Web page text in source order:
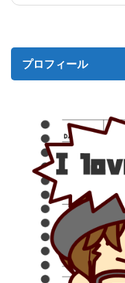
プロフィール